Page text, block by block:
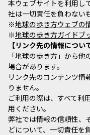
本ウェブサイトを利用し
社は一切責任を負わない
※地球の歩き方ウェブの
※地球の歩き方ガイドブ
リンク先の情報につい
「地球の歩き方」から
場合があります。
リンク先のコンテンツ情
りません。
ご利用の際は、すべて利
用ください。
弊社では情報の信頼性、
どについて、一切責任を